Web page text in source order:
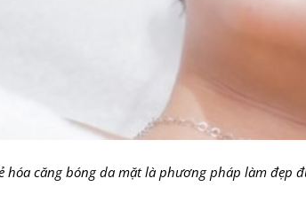
hóa căng bóng da mặt là phương pháp làm đẹp